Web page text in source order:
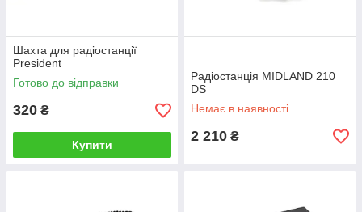
Шахта для радіостанції
President
Готово до відправки
320 ₴
Купити
Радіостанція MIDLAND 210
DS
Немає в наявності
2 210 ₴